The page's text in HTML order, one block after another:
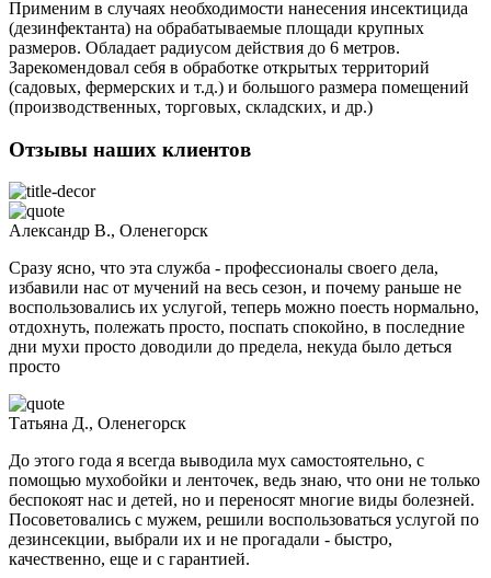
Применим в случаях необходимости нанесения инсектицида
(дезинфектанта) на обрабатываемые площади крупных
размеров. Обладает радиусом действия до 6 метров.
Зарекомендовал себя в обработке открытых территорий
(садовых, фермерских и т.д.) и большого размера помещений
(производственных, торговых, складских, и др.)
Отзывы наших клиентов
Александр В., Оленегорск
Сразу ясно, что эта служба - профессионалы своего дела,
избавили нас от мучений на весь сезон, и почему раньше не
воспользовались их услугой, теперь можно поесть нормально,
отдохнуть, полежать просто, поспать спокойно, в последние
дни мухи просто доводили до предела, некуда было деться
просто
Татьяна Д., Оленегорск
До этого года я всегда выводила мух самостоятельно, с
помощью мухобойки и ленточек, ведь знаю, что они не только
беспокоят нас и детей, но и переносят многие виды болезней.
Посоветовались с мужем, решили воспользоваться услугой по
дезинсекции, выбрали их и не прогадали - быстро,
качественно, еще и с гарантией.